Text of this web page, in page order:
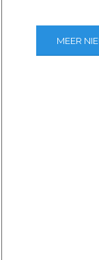
MEER